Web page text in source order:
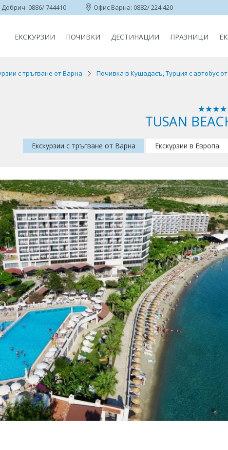
0886/ 744410 Офис Варна: 0882/ 224 420
ЕКСКУРЗИИ ПОЧИВКИ ДЕСТИНАЦИИ ПРАЗНИЦИ
с тръгване от Варна Почивка в Кушадасъ, Турция с автобус
TUSAN
Екскурзии с тръгване от Варна Екскурзии в Европа